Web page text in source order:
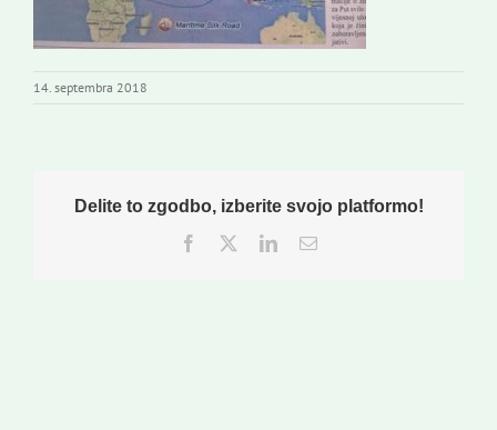
Založništvo
Koristne informacije
14. septembra 2018
Delite to zgodbo, izberite svojo platformo!
Facebook
TwitterLinkedInEmail